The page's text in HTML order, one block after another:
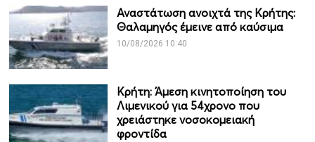
Αναστάτωση ανοιχτά της Κρήτης:
Θαλαμηγός έμεινε από καύσιμα
10/08/2026 10:40
Κρήτη: Άμεση κινητοποίηση του
Λιμενικού για 54χρονο που
χρειάστηκε νοσοκομειακή
φροντίδα